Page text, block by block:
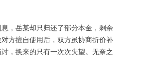
，岳某却只归还了部分本金，剩余
方擅自使用后，双方虽协商折价补
，换来的只有一次次失望。无奈之